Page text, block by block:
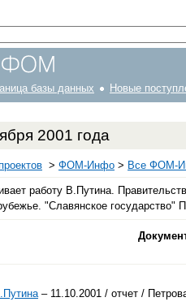
базы данных Новые
2001 года
> ФOM-Инфо > Все ФОМ-
работу В.Путина.
"Славянское
– 11.10.2001 / отчет /